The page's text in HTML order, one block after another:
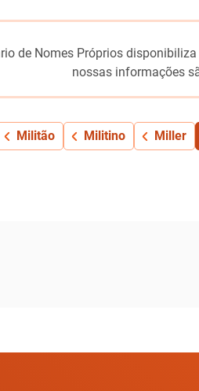
de Nomes Próprios
nossas informações
Militão Militino Miller